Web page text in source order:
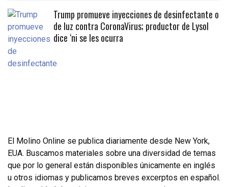
Trump promueve inyecciones de desinfectante o
de luz contra CoronaVirus; productor de Lysol
dice ‘ni se les ocurra
El Molino Online se publica diariamente desde New York,
EUA. Buscamos materiales sobre una diversidad de temas
que por lo general están disponibles únicamente en inglés
u otros idiomas y publicamos breves excerptos en español.